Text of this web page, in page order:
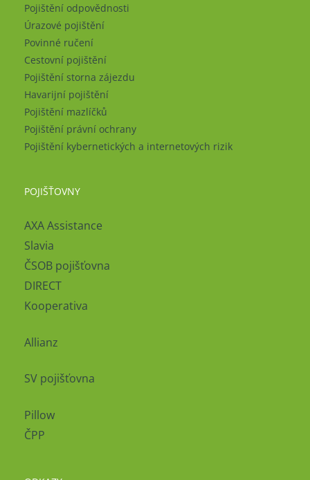
Pojištění odpovědnosti
Úrazové pojištění
Povinné ručení
Cestovní pojištění
Pojištění storna zájezdu
Havarijní pojištění
Pojištění mazlíčků
Pojištění právní ochrany
Pojištění kybernetických a internetových rizik
POJIŠŤOVNY
AXA Assistance
Slavia
ČSOB pojišťovna
DIRECT
Kooperativa
Allianz
SV pojišťovna
Pillow
ČPP